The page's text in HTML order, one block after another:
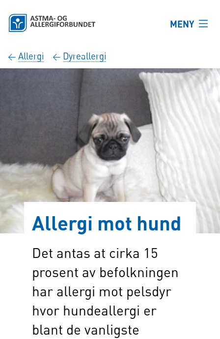
MENY
← Allergi ← Dyreallergi
Allergi mot hund
Det antas at cirka 15
prosent av befolkningen
har allergi mot pelsdyr
hvor hundeallergi er
blant de vanligste